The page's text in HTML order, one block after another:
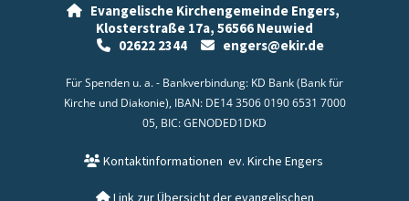

Evangelische Kirchengemeinde Engers,
Klosterstraße 17a, 56566 Neuwied
02622 2344 engers@ekir.de
Für Spenden u. a. - Bankverbindung: KD Bank (Bank für
Kirche und Diakonie), IBAN: DE14 3506 0190 6531 7000
05, BIC: GENODED1DKD
Kontaktinformationen ev. Kirche Engers
Link zur Übersicht der evangelischen